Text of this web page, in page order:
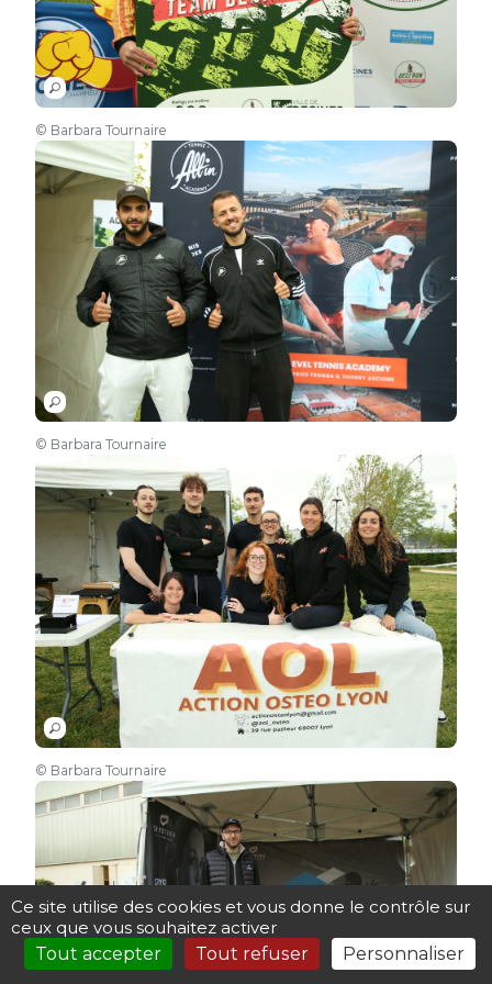
© Barbara Tournaire
© Barbara Tournaire
© Barbara Tournaire
Ce site utilise des cookies et vous donne le contrôle sur
ceux que vous souhaitez activer
Tout accepter
Tout refuser Personnaliser